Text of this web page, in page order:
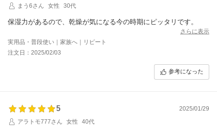
まう6さん
女性 30代
保湿力があるので、乾燥が気になる今の時期にピッタリです。
さらに表示
実用品・普段使い｜家族へ｜リピート
注文日：2025/02/03
参考になった
5
2025/01/29
アラトモ777さん
女性 40代